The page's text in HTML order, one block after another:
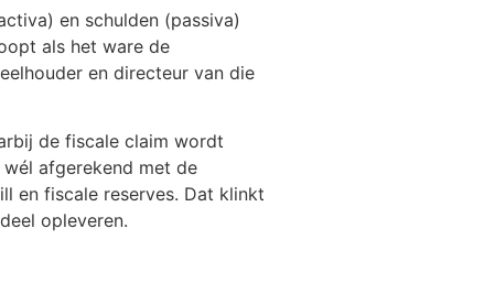
en schulden (passiva)
als het ware de
en directeur van die
de fiscale claim wordt
afgerekend met de
en fiscale reserves. Dat klinkt
opleveren.